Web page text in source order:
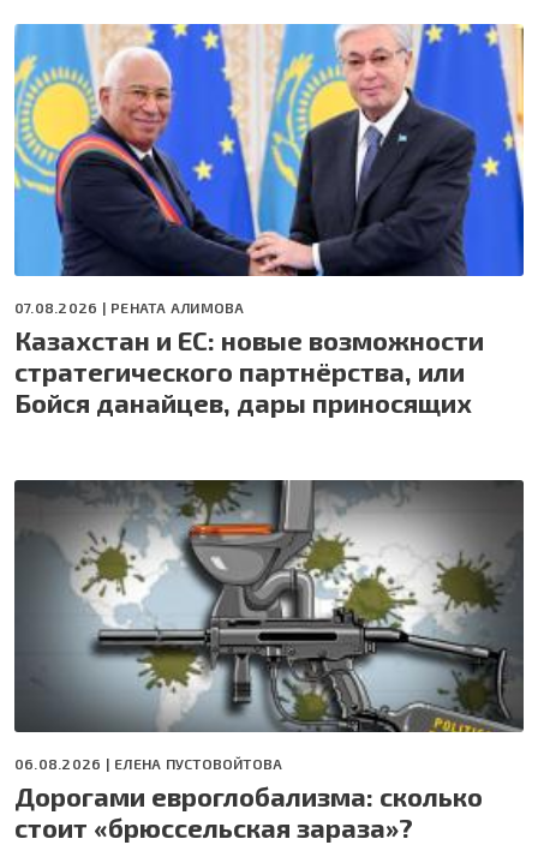
07.08.2026 | РЕНАТА АЛИМОВА
Казахстан и ЕС: новые возможности
стратегического партнёрства, или
Бойся данайцев, дары приносящих
06.08.2026 | ЕЛЕНА ПУСТОВОЙТОВА
Дорогами евроглобализма: сколько
стоит «брюссельская зараза»?